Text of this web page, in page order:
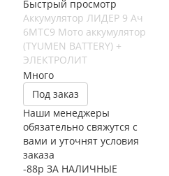
Быстрый просмотр
Аккумулятор ЛИДЕР 9 Ач
6МТС9 Мото аккумулятор
(TYUMEN BATTERY) +
ЭЛЕКТРОЛИТ
Много
Под заказ
Наши менеджеры
обязательно свяжутся с
вами и уточнят условия
заказа
-88р ЗА НАЛИЧНЫЕ